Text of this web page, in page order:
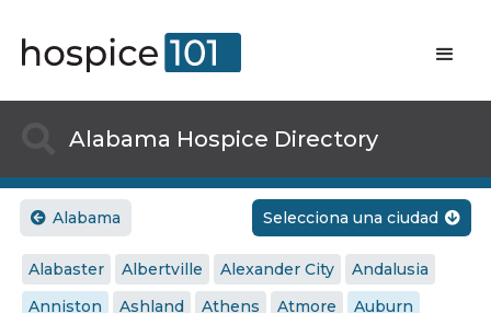
Alabama Hospice Directory
 Alabama Selecciona una ciudad 
Alabaster Albertville Alexander City
Andalusia
Anniston
Ashland Athens Atmore
Auburn